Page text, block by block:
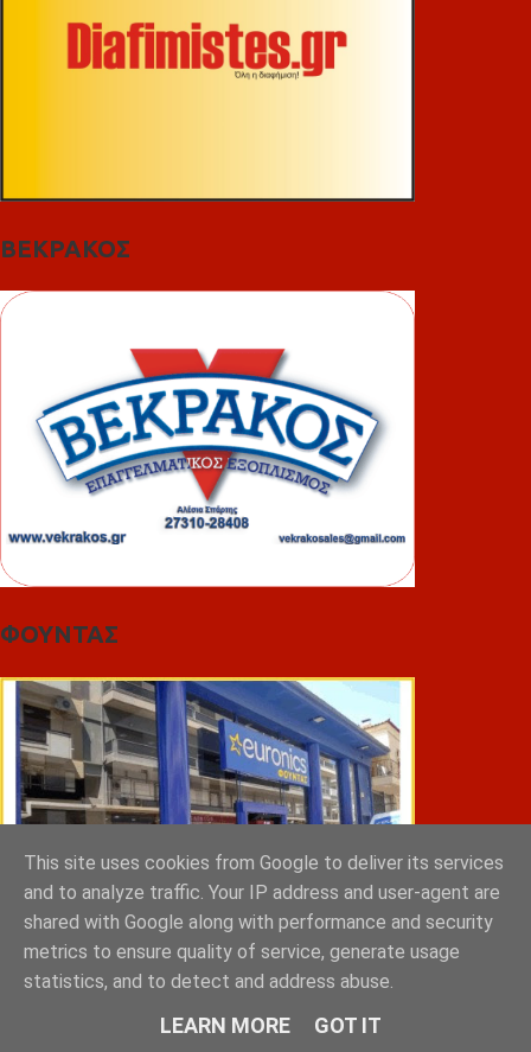
ΒΕΚΡΑΚΟΣ
ΦΟΥΝΤΑΣ
ΣΠΥΡΑΚΗΣ ΠΑΝΑΓΙΩΤΗΣ & YIOI ΣΠΑΡΤΗ
This site uses cookies from Google to deliver its services
and to analyze traffic. Your IP address and user-agent are
shared with Google along with performance and security
metrics to ensure quality of service, generate usage
statistics, and to detect and address abuse.
LEARN MORE GOT IT